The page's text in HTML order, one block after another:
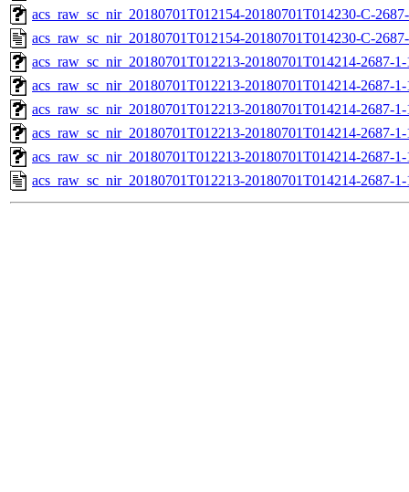
acs_raw_sc_nir_20180701T012154-20180701T014230-C-
acs_raw_sc_nir_20180701T012154-20180701T014230-C-
acs_raw_sc_nir_20180701T012213-20180701T014214-2687-
acs_raw_sc_nir_20180701T012213-20180701T014214-2687-
acs_raw_sc_nir_20180701T012213-20180701T014214-2687-
acs_raw_sc_nir_20180701T012213-20180701T014214-2687-
acs_raw_sc_nir_20180701T012213-20180701T014214-2687-
acs_raw_sc_nir_20180701T012213-20180701T014214-2687-